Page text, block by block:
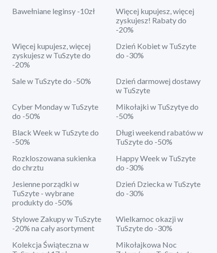
Bawełniane leginsy -10zł
Więcej kupujesz, więcej
zyskujesz! Rabaty do
-20%
Więcej kupujesz, więcej
zyskujesz w TuSzyte do
-20%
Dzień Kobiet w TuSzyte
do -30%
Sale w TuSzyte do -50%
Dzień darmowej dostawy
w TuSzyte
Cyber Monday w TuSzyte
do -50%
Mikołajki w TuSzytye do
-50%
Black Week w TuSzyte do
-50%
Długi weekend rabatów w
TuSzyte do -50%
Rozkloszowana sukienka
do chrztu
Happy Week w TuSzyte
do -30%
Jesienne porządki w
TuSzyte - wybrane
produkty do -50%
Dzień Dziecka w TuSzyte
do -30%
Stylowe Zakupy w TuSzyte
-20% na cały asortyment
Wielkamoc okazji w
TuSzyte do -30%
Kolekcja Świąteczna w
Mikołajkowa Noc